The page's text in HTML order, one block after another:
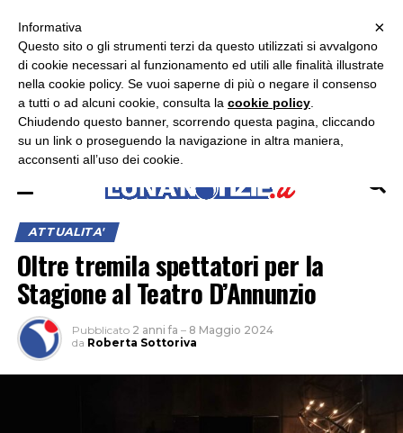
ASCOLTA RADIO LUNA
ATTUALITA'
Oltre tremila spettatori per la
Stagione al Teatro D’Annunzio
Pubblicato 2 anni fa – 8 Maggio 2024
da Roberta Sottoriva
×
×
Informativa
Questo sito o gli strumenti terzi da questo utilizzati si avvalgono
di cookie necessari al funzionamento ed utili alle finalità illustrate
nella cookie policy. Se vuoi saperne di più o negare il consenso
a tutti o ad alcuni cookie, consulta la cookie policy
Chiudendo questo banner, scorrendo questa pagina, cliccando
su un link o proseguendo la navigazione in altra maniera,
acconsenti all’uso dei cookie.